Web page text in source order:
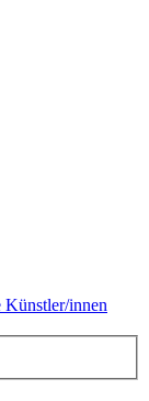
Künstler/innen